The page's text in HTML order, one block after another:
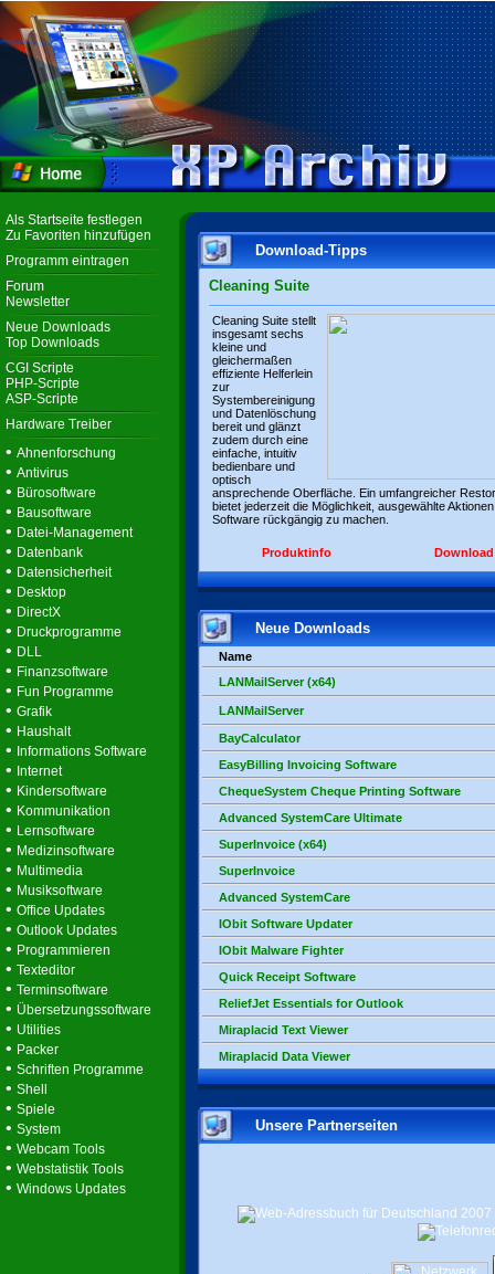
Als Startseite festlegen
Zu Favoriten hinzufügen
Programm eintragen
Forum
Newsletter
Neue Downloads
Top Downloads
CGI Scripte
PHP-Scripte
ASP-Scripte
Hardware Treiber
• Ahnenforschung
• Antivirus
• Bürosoftware
• Bausoftware
• Datei-Management
• Datenbank
• Datensicherheit
• Desktop
• DirectX
• Druckprogramme
• DLL
• Finanzsoftware
• Fun Programme
• Grafik
• Haushalt
• Informations Software
• Internet
• Kindersoftware
• Kommunikation
• Lernsoftware
• Medizinsoftware
• Multimedia
• Musiksoftware
• Office Updates
• Outlook Updates
• Programmieren
• Texteditor
• Terminsoftware
• Übersetzungssoftware
• Utilities
• Packer
• Schriften Programme
• Shell
• Spiele
• System
• Webcam Tools
• Webstatistik Tools
• Windows Updates
Download-Tipps
Cleaning Suite
Cleaning Suite stellt
insgesamt sechs
kleine und
gleichermaßen
effiziente Helferlein
zur
Systembereinigung
und Datenlöschung
bereit und glänzt
zudem durch eine
einfache, intuitiv
bedienbare und
optisch
ansprechende Oberfläche. Ein umfangreicher
bietet jederzeit die Möglichkeit, ausgewählte
Software rückgängig zu machen.
Produktinfo Download
Neue Downloads
Name
LANMailServer (x64)
LANMailServer
BayCalculator
EasyBilling Invoicing Software
ChequeSystem Cheque Printing Software
Advanced SystemCare Ultimate
SuperInvoice (x64)
SuperInvoice
Advanced SystemCare
IObit Software Updater
IObit Malware Fighter
Quick Receipt Software
ReliefJet Essentials for Outlook
Miraplacid Text Viewer
Miraplacid Data Viewer
Unsere Partnerseiten